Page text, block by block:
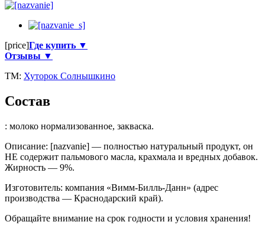
[price]Где купить ▼
Отзывы ▼
ТМ: Хуторок Солнышкино
Состав
: молоко нормализованное, закваска.
Описание: [nazvanie] — полностью натуральный продукт, он
НЕ содержит пальмового масла, крахмала и вредных добавок.
Жирность — 9%.
Изготовитель: компания «Вимм-Бил­ль-Данн» (адрес
производства — Краснодарский край).
Обращайте внимание на срок годности и условия хранения!